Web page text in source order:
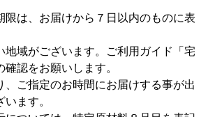
は、お届けから７日以内のものに表
域がございます。ご利用ガイド「宅
認をお願いします。
ご指定のお時間にお届けする事が出
ます。